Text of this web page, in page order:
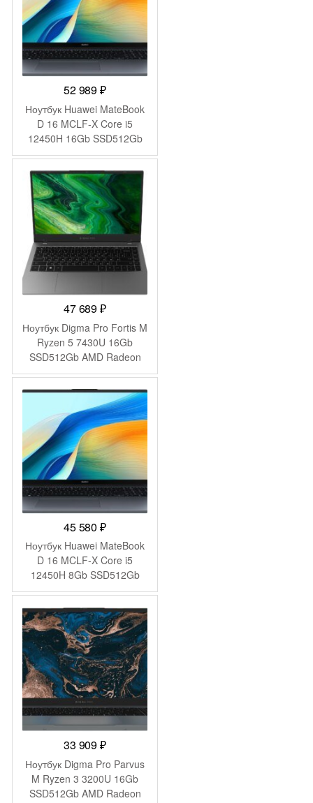
52 989₽
Ноутбук Huawei MateBook
D 16 MCLF-X Core i5
12450H 16Gb SSD512Gb
Intel UHD Graphics 16″ IPS
(1920×1200) без ОС grey
space WiFi BT Cam
(53013YDK)
47 689₽
Ноутбук Digma Pro Fortis M
Ryzen 5 7430U 16Gb
SSD512Gb AMD Radeon
Graphics 14.1″ IPS FHD
(1920×1080) Windows 11
Pro grey WiFi BT Cam
4250mAh (DN14R5-
ADXW01)
45 580₽
Ноутбук Huawei MateBook
D 16 MCLF-X Core i5
12450H 8Gb SSD512Gb
Intel UHD Graphics 16″ IPS
(1920×1200) без ОС grey
space WiFi BT Cam
(53013YDJ)
33 909₽
Ноутбук Digma Pro Parvus
M Ryzen 3 3200U 16Gb
SSD512Gb AMD Radeon